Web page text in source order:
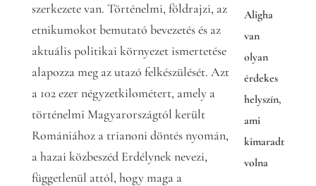
Aligha
van
olyan
érdekes
helyszín,
ami
kimaradt
volna
szerkezete van. Történelmi, földrajzi, az
etnikumokot bemutató bevezetés és az
aktuális politikai környezet ismertetése
alapozza meg az utazó felkészülését. Azt
a 102 ezer négyzetkilométert, amely a
történelmi Magyarországtól került
Romániához a trianoni döntés nyomán,
a hazai közbeszéd Erdélynek nevezi,
függetlenül attól, hogy maga a